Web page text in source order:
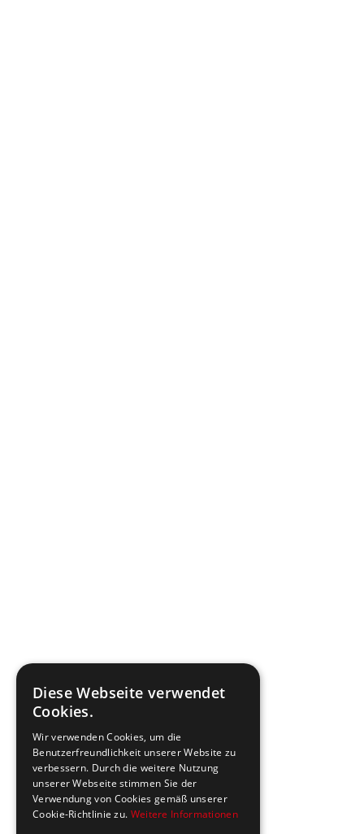
Diese Webseite verwendet
Cookies.
Wir verwenden Cookies, um die
Benutzerfreundlichkeit unserer Website zu
verbessern. Durch die weitere Nutzung
unserer Webseite stimmen Sie der
Verwendung von Cookies gemäß unserer
Cookie-Richtlinie zu. Weitere Informationen